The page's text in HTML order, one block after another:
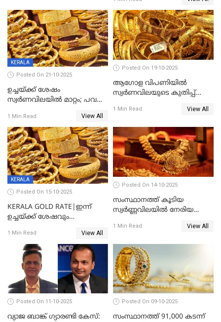
കുറഞ്ഞു
KERALA
Posted On 21-10-2025
ഉച്ചയ്ക്ക് ശേഷം
സ്വർണവിലയിൽ മാറ്റം; പവന്
1 Min Read View All
Posted On 19-10-2025
ആഗോള വിപണിയിൽ
സ്വർണവിലയുടെ കുതിപ്പ്
1 Min Read View All
KERALA
Posted On 15-10-2025
KERALA GOLD RATE|ഇന്ന്
ഉച്ചയ്ക്ക് ശേഷവും
പവന് കൂടിയത് 400 രൂപ
1 Min Read View All
Posted On 14-10-2025
സംസ്ഥാനത്ത് കൂടിയ
സ്വർണ്ണവിലയിൽ നേരിയ
1 Min Read View All
Posted On 11-10-2025
വ്യാജ ബാങ്ക് ഗ്യാരണ്ടി കേസ്:
Posted On 09-10-2025
സംസ്ഥാനത്ത് 91,000 കടന്ന്